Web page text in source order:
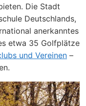
Die Stadt
Deutschlands,
anerkanntes
etwa 35 Golfplätze
und Vereinen –